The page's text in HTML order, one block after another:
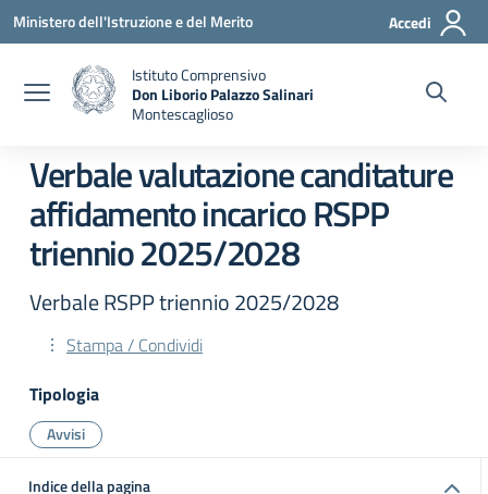
Vai ai contenuti
Vai al menu di navigazione
Vai al footer
Ministero dell'Istruzione e del Merito Accedi
Istituto Comprensivo
Don Liborio Palazzo Salinari
Montescaglioso
Verbale valutazione canditature
affidamento incarico RSPP
triennio 2025/2028
Verbale RSPP triennio 2025/2028
Stampa / Condividi
Tipologia
Avvisi
Indice della pagina